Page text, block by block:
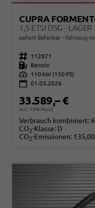
CUPRA
1,5 ETSI DSG - LAGER
sofort lieferbar Fahrzeug
Fahrzeugnr. 112871
Kraftstoff
Benzin
Leistung
110 kW (150 PS)
01.03.2026
33.589,– €
incl. 19% MwSt.
Verbrauch kombiniert:
CO2-Klasse: D
CO2-Emissionen: